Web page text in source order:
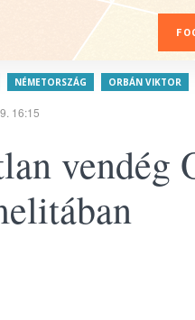
NÉMETORSZÁG ORBÁN VIKTOR
16:15
vendég